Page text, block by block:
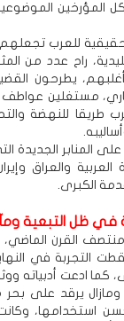
حقيقية للعرب
راح عدد من
يطرحون
مستغلين عواطف
طريقا للنهضة
المنابر الجديدة
والعراق
الكبرى.
ظل التبعية
القرن
التجربة في
كما ادعت أدبياته
يرقد على بحر
يحسن استخدامها،